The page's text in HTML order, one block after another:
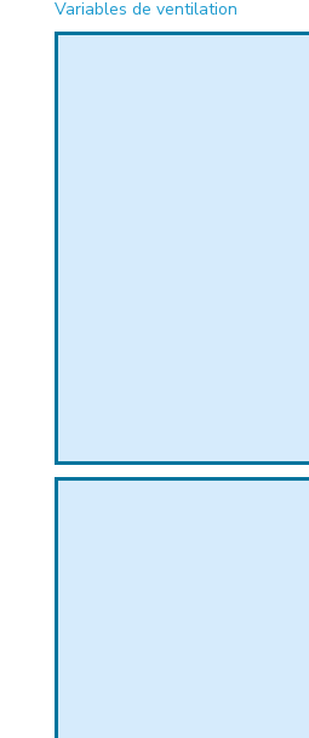
Variables de ventilation